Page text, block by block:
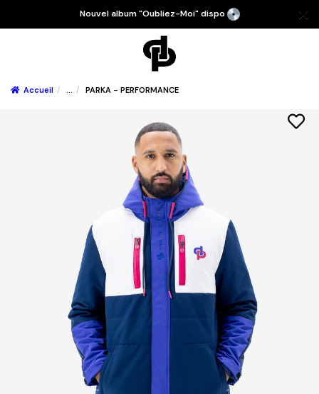
Nouvel album "Oubliez-Moi" dispo
Accueil ... PARKA - PERFORMANCE